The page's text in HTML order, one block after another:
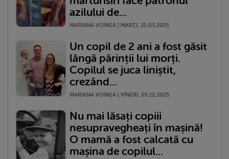
azilului de...
MARIANA VOINEA | MARŢI, 25.03.2025
Un copil de 2 ani a fost găsit
lângă părinții lui morți.
Copilul se juca liniștit,
crezând...
MARIANA VOINEA | VINERI, 05.12.2025
Nu mai lăsați copiii
nesupravegheați în mașină!
O mamă a fost calcată cu
mașina de copilul...